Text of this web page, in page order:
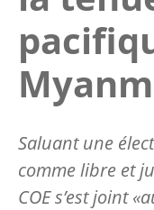
Saluant une
comme libre et
COE s’est joint